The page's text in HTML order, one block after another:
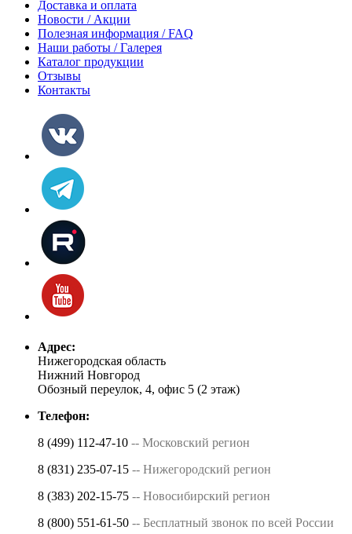
Доставка и оплата
Новости / Акции
Полезная информация / FAQ
Наши работы / Галерея
Каталог продукции
Отзывы
Контакты
Адрес:
Нижегородская область
Нижний Новгород
Обозный переулок, 4, офис 5 (2 этаж)
Телефон:
8 (499) 112-47-10 -- Московский регион
8 (831) 235-07-15 -- Нижегородский регион
8 (383) 202-15-75 -- Новосибирский регион
8 (800) 551-61-50 -- Бесплатный звонок по всей России